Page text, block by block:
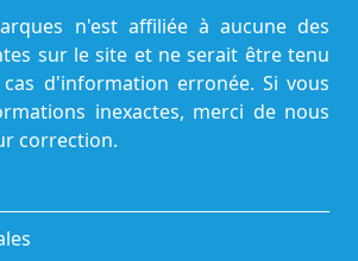
n'est affiliée à aucune des
sur le site et ne serait être tenu
d'information erronée. Si vous
inexactes, merci de nous
correction.